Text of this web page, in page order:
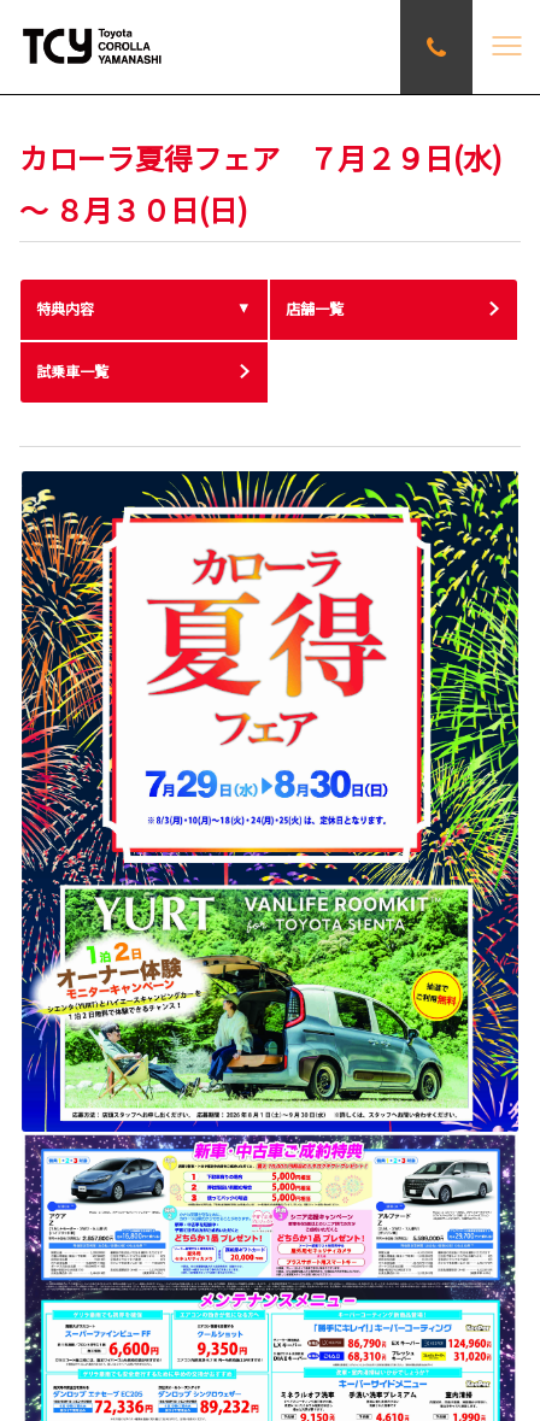
カローラ夏得フェア ７月２９日(水)
～ ８月３０日(日)
特典内容 店舗一覧
試乗車一覧